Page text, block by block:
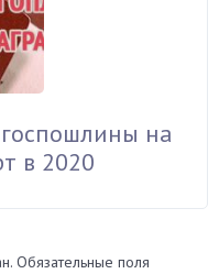
на
в 2020
Обязательные поля